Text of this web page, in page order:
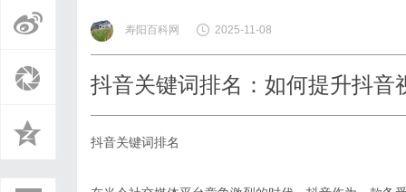
›
寿阳百科网 2025-11-08
抖音关键词排名：如何提升抖音
抖音关键词排名